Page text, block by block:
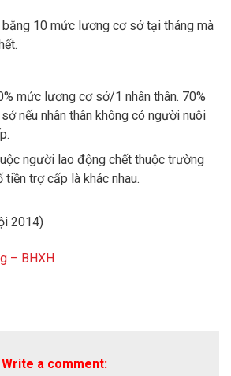
bằng 10 mức lương cơ sở tại tháng mà
mức lương cơ sở/1 nhân thân. 70%
nếu nhân thân không có người nuôi
người lao động chết thuộc trường
tiền trợ cấp là khác nhau.
2014)
– BHXH
Write a comment: